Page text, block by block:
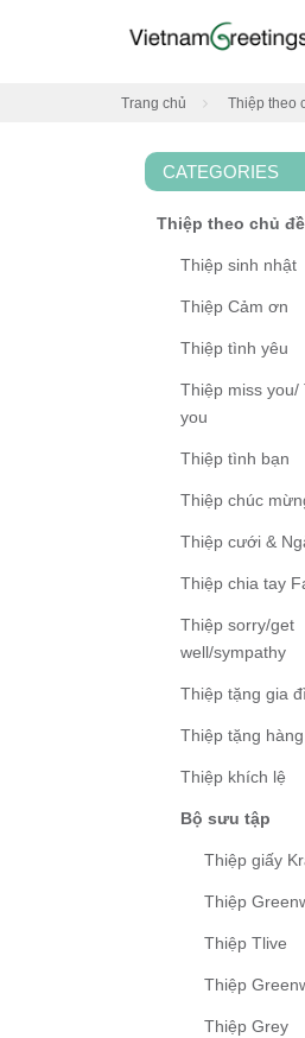
Trang chủ Thiệp theo
CATEGORIES
Thiệp theo chủ đề
Thiệp sinh nhật
Thiệp Cảm ơn
Thiệp tình yêu
Thiệp miss you/
you
Thiệp tình bạn
Thiệp chúc
Thiệp cưới &
Thiệp chia tay
Thiệp sorry/get
well/sympathy
Thiệp tặng gia
Thiệp tặng
Thiệp khích lệ
Bộ sưu tập
Thiệp giấy
Thiệp
Thiệp Tlive
Thiệp
Thiệp Grey